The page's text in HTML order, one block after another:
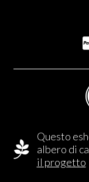
Questo
albero di
il progetto